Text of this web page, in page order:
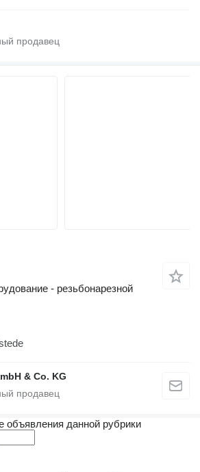
- резьбонарезной
& Co. KG
объявления данной рубрики